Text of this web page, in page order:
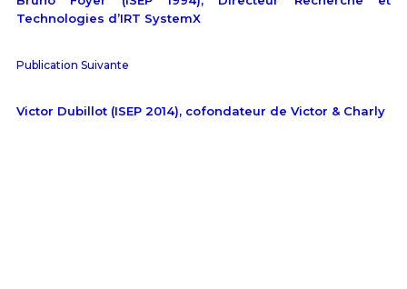
Technologies d’IRT SystemX
Publication Suivante
Victor Dubillot (ISEP 2014), cofondateur de Victor & Charly